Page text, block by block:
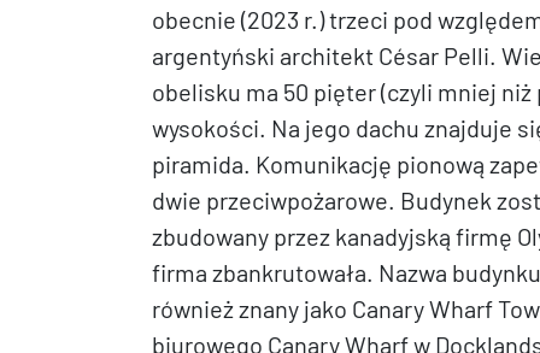
obecnie (2023 r.) trzeci pod
argentyński architekt César Pelli.
obelisku ma 50 pięter (czyli mniej
wysokości. Na jego dachu znajduje
piramida. Komunikację pionową
dwie przeciwpożarowe. Budynek
zbudowany przez kanadyjską firmę
firma zbankrutowała. Nazwa
również znany jako Canary Wharf
biurowego Canary Wharf w